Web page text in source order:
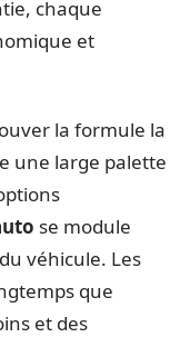
chaque
et
la formule la
une large palette
se module
véhicule. Les
que
et des